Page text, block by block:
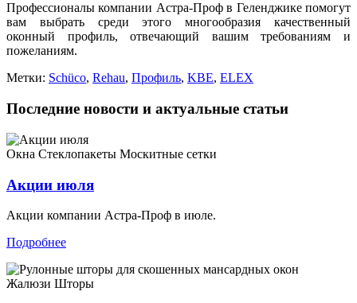
Профессионалы компании Астра-Проф в Геленджике помогут
вам выбрать среди этого многообразия качественный
оконный профиль, отвечающий вашим требованиям и
пожеланиям.
Метки: Schüco, Rehau, Профиль, KBE, ELEX
Последние новости и актуальные статьи
Окна Стеклопакеты Москитные сетки
Акции июля
Акции компании Астра-Проф в июле.
Подробнее
Жалюзи Шторы